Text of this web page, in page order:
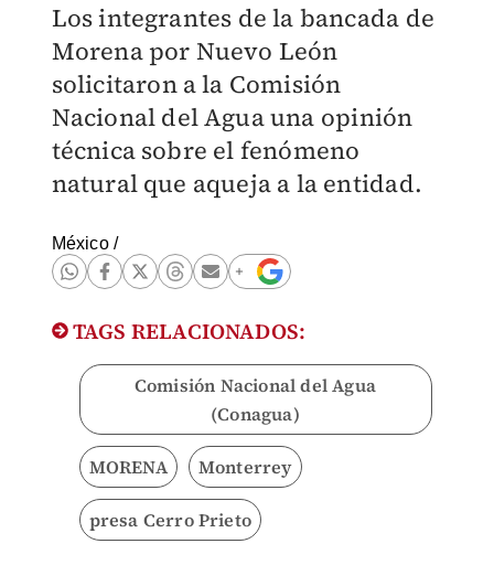
Los integrantes de la bancada de
Morena por Nuevo León
solicitaron a la Comisión
Nacional del Agua una opinión
técnica sobre el fenómeno
natural que aqueja a la entidad.
México/
TAGS RELACIONADOS:
Comisión Nacional del Agua
(Conagua)
MORENA Monterrey
presa Cerro Prieto